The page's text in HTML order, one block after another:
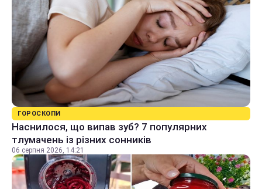
ГОРОСКОПИ
Наснилося, що випав зуб? 7 популярних
тлумачень із різних сонників
06 серпня 2026, 14:21